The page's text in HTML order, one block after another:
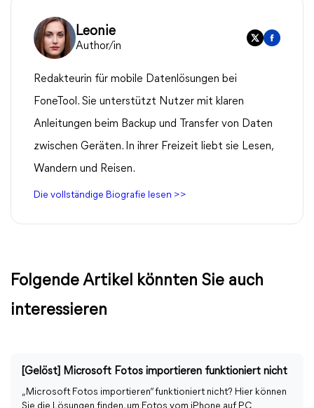
Leonie
Author/in
Redakteurin für mobile Datenlösungen bei
FoneTool. Sie unterstützt Nutzer mit klaren
Anleitungen beim Backup und Transfer von Daten
zwischen Geräten. In ihrer Freizeit liebt sie Lesen,
Wandern und Reisen.
Die vollständige Biografie lesen >>
Folgende Artikel könnten Sie auch
interessieren
[Gelöst] Microsoft Fotos importieren funktioniert nicht
„Microsoft Fotos importieren“ funktioniert nicht? Hier können